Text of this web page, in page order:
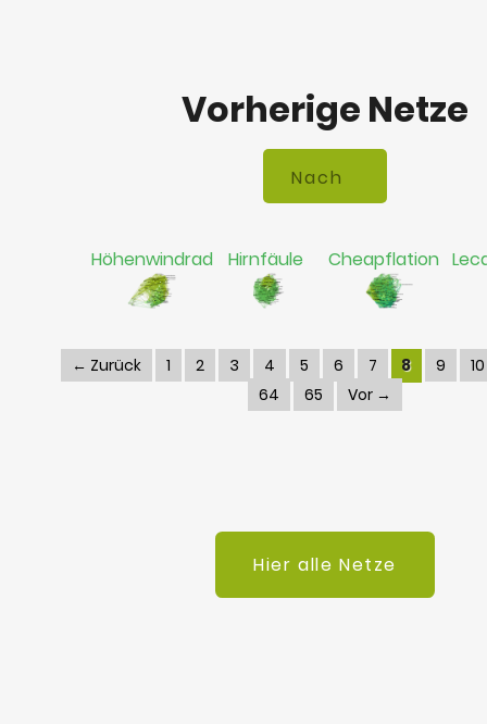
Vorherige Netze
Höhenwindrad Hirnfäule Cheapflation
← Zurück 1 2 3 4 5 6 7 8 9
10
64
65 Vor →
Hier alle Netze